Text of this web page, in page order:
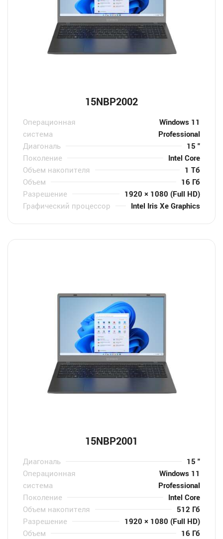
15NBP2002
Операционная
система
Windows 11
Professional
Диагональ
15 "
Поколение
Intel Core
Объем накопителя
1 Тб
Объем
16 Гб
Разрешение
1920 × 1080 (Full HD)
Графический процессор
Intel Iris Xe Graphics
15NBP2001
Диагональ
15 "
Операционная
система
Windows 11
Professional
Поколение
Intel Core
Объем накопителя
512 Гб
Разрешение
1920 × 1080 (Full HD)
Объем
16 Гб